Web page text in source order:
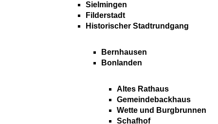
Sielmingen
Filderstadt
Historischer Stadtrundgang
Bernhausen
Bonlanden
Altes Rathaus
Gemeindebackhaus
Wette und Burgbrunnen
Schafhof